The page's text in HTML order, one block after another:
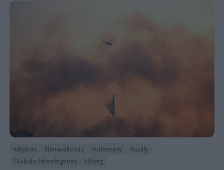
Időjárás Klímaváltozás Tudomány
Aszály
Globális felmelegedés
Hőség